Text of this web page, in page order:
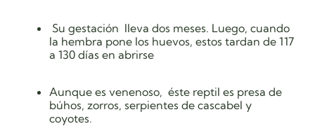
Su gestación lleva dos meses. Luego, cuando
la hembra pone los huevos, estos tardan de 117
a 130 días en abrirse
Aunque es venenoso, éste reptil es presa de
búhos, zorros, serpientes de cascabel y
coyotes.